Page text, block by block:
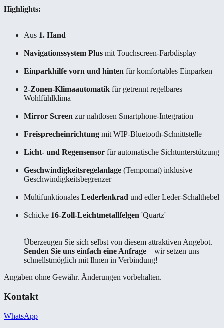
Highlights:
Aus 1. Hand
Navigationssystem Plus mit Touchscreen-Farbdisplay
Einparkhilfe vorn und hinten für komfortables Einparken
2-Zonen-Klimaautomatik für getrennt regelbares
Wohlfühlklima
Mirror Screen zur nahtlosen Smartphone-Integration
Freisprecheinrichtung mit WIP-Bluetooth-Schnittstelle
Licht- und Regensensor für automatische Sichtunterstützung
Geschwindigkeitsregelanlage (Tempomat) inklusive
Geschwindigkeitsbegrenzer
Multifunktionales Lederlenkrad und edler Leder-Schalthebel
Schicke 16-Zoll-Leichtmetallfelgen 'Quartz'
Überzeugen Sie sich selbst von diesem attraktiven Angebot.
Senden Sie uns einfach eine Anfrage – wir setzen uns
schnellstmöglich mit Ihnen in Verbindung!
Angaben ohne Gewähr. Änderungen vorbehalten.
Kontakt
WhatsApp